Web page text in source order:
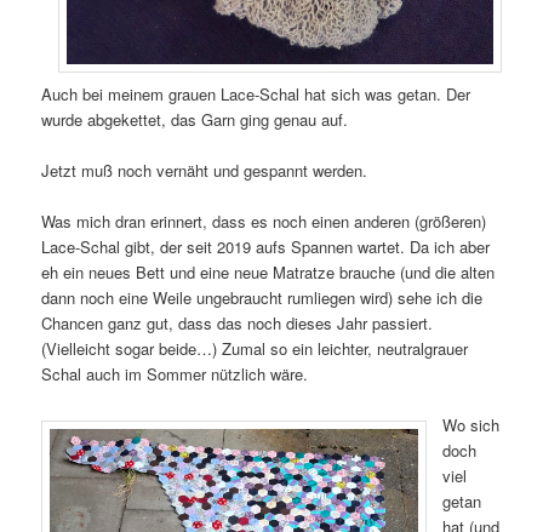
Auch bei meinem grauen Lace-Schal hat sich was getan. Der
wurde abgekettet, das Garn ging genau auf.
Jetzt muß noch vernäht und gespannt werden.
Was mich dran erinnert, dass es noch einen anderen (größeren)
Lace-Schal gibt, der seit 2019 aufs Spannen wartet. Da ich aber
eh ein neues Bett und eine neue Matratze brauche (und die alten
dann noch eine Weile ungebraucht rumliegen wird) sehe ich die
Chancen ganz gut, dass das noch dieses Jahr passiert.
(Vielleicht sogar beide…) Zumal so ein leichter, neutralgrauer
Schal auch im Sommer nützlich wäre.
Wo sich
doch
viel
getan
hat (und